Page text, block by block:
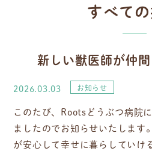
すべて
新しい獣医師が仲
2026.03.03 お知らせ
このたび、Rootsどうぶつ病院
ましたのでお知らせいたします
が安心して幸せに暮らしていけ